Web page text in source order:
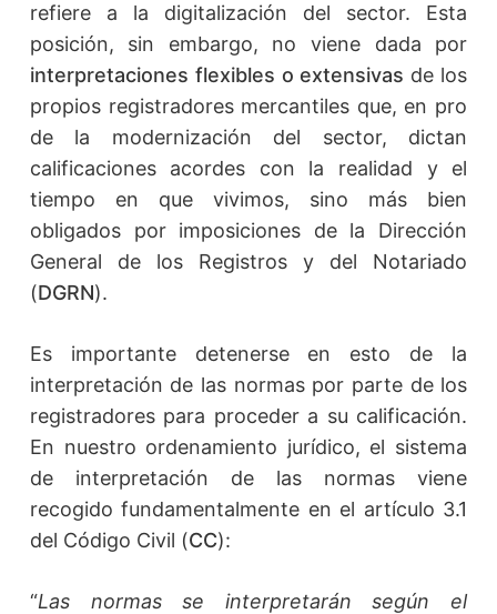
refiere a la digitalización del sector. Esta
posición, sin embargo, no viene dada por
interpretaciones flexibles o extensivas de los
propios registradores mercantiles que, en pro
de la modernización del sector, dictan
calificaciones acordes con la realidad y el
tiempo en que vivimos, sino más bien
obligados por imposiciones de la Dirección
General de los Registros y del Notariado
(DGRN).
Es importante detenerse en esto de la
interpretación de las normas por parte de los
registradores para proceder a su calificación.
En nuestro ordenamiento jurídico, el sistema
de interpretación de las normas viene
recogido fundamentalmente en el artículo 3.1
del Código Civil (CC):
“Las normas se interpretarán según el